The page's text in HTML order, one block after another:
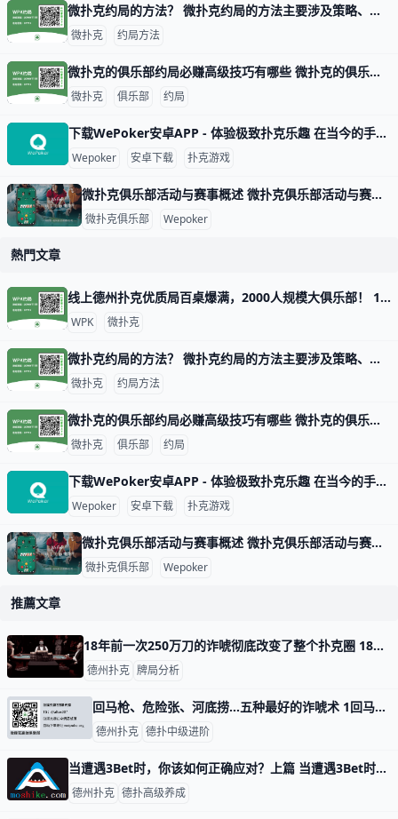
微扑克约局的方法？ 微扑克约局的方法主要涉及策略、数据分析和心理战等多个方面。以下是一些关键的技巧和策略，帮助玩家在微扑克中取得更好的成绩。 微扑克的基本原理 微扑
微扑克 约局方法
微扑克的俱乐部约局必赚高级技巧有哪些 微扑克的俱乐部约局必赚高级技巧有哪些，玩微扑克俱乐部人一定要知道的高级技巧主要集中在策略、心理战和对手分析等方面。以下是一些有效的高级技巧，
微扑克 俱乐部 约局
下载WePoker安卓APP - 体验极致扑克乐趣 在当今的手机游戏市场中，WePoker以其丰富的扑克游戏玩法和优质的用户体验而备受欢迎。本文将为您详细介绍如何安全、便捷地下载WePoker
Wepoker 安卓下载 扑克游戏
微扑克俱乐部活动与赛事概述 微扑克俱乐部活动与赛事概述 微扑克俱乐部（Wepoker）是一个专注于扑克游戏的在线平台，致力于为会员提供丰富多样的活动和赛事。这些活动不仅包
微扑克俱乐部 Wepoker
熱門文章
线上德州扑克优质局百桌爆满，2000人规模大俱乐部！ 1. 什么是《微扑克》wepoker俱乐部？ 《微扑克》wepoker俱乐部是一个规模达2000人的线上德州扑克俱乐部，提供优质的游戏体验。 2. WP
WPK 微扑克
微扑克约局的方法？ 微扑克约局的方法主要涉及策略、数据分析和心理战等多个方面。以下是一些关键的技巧和策略，帮助玩家在微扑克中取得更好的成绩。 微扑克的基本原理 微扑
微扑克 约局方法
微扑克的俱乐部约局必赚高级技巧有哪些 微扑克的俱乐部约局必赚高级技巧有哪些，玩微扑克俱乐部人一定要知道的高级技巧主要集中在策略、心理战和对手分析等方面。以下是一些有效的高级技巧，
微扑克 俱乐部 约局
下载WePoker安卓APP - 体验极致扑克乐趣 在当今的手机游戏市场中，WePoker以其丰富的扑克游戏玩法和优质的用户体验而备受欢迎。本文将为您详细介绍如何安全、便捷地下载WePoker
Wepoker 安卓下载 扑克游戏
微扑克俱乐部活动与赛事概述 微扑克俱乐部活动与赛事概述 微扑克俱乐部（Wepoker）是一个专注于扑克游戏的在线平台，致力于为会员提供丰富多样的活动和赛事。这些活动不仅包
微扑克俱乐部 Wepoker
推薦文章
​18年前一次250万刀的诈唬彻底改变了整个扑克圈 18年前一次250万刀的诈唬彻底改变了整个扑克圈 2003年WSOP主赛单挑，离250万美元头奖及金手链仅一步之遥。 对决双方，一位是西装革履、
德州扑克 牌局分析
回马枪、危险张、河底捞…五种最好的诈唬术 1回马枪（Check-Raise）这种手法在你不占位置优势的情况下尤其适用。举个德扑圈例子而言，如果算上你，共有2-3个玩家看到翻牌，所有人
德州扑克 德扑中级进阶
当遭遇3Bet时，你该如何正确应对？上篇 当遭遇3Bet时，你该如何正确应对？ 最近几年，德扑圈玩家们的行动开始越来越激进。在牌桌上，你时常能看到更多翻牌前的3Bet（指第三次下注，可
德州扑克 德扑高级养成